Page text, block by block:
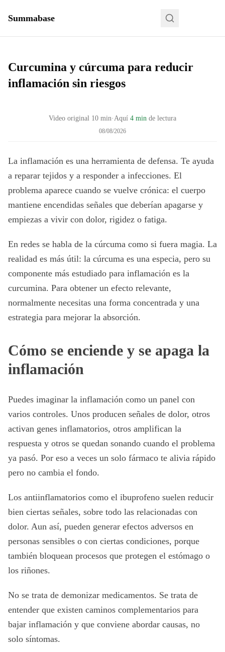
Summabase
Curcumina y cúrcuma para reducir
inflamación sin riesgos
Video original 10 min·Aquí 4 min de lectura
08/08/2026
La inflamación es una herramienta de defensa. Te ayuda
a reparar tejidos y a responder a infecciones. El
problema aparece cuando se vuelve crónica: el cuerpo
mantiene encendidas señales que deberían apagarse y
empiezas a vivir con dolor, rigidez o fatiga.
En redes se habla de la cúrcuma como si fuera magia. La
realidad es más útil: la cúrcuma es una especia, pero su
componente más estudiado para inflamación es la
curcumina. Para obtener un efecto relevante,
normalmente necesitas una forma concentrada y una
estrategia para mejorar la absorción.
Cómo se enciende y se apaga la
inflamación
Puedes imaginar la inflamación como un panel con
varios controles. Unos producen señales de dolor, otros
activan genes inflamatorios, otros amplifican la
respuesta y otros se quedan sonando cuando el problema
ya pasó. Por eso a veces un solo fármaco te alivia rápido
pero no cambia el fondo.
Los antiinflamatorios como el ibuprofeno suelen reducir
bien ciertas señales, sobre todo las relacionadas con
dolor. Aun así, pueden generar efectos adversos en
personas sensibles o con ciertas condiciones, porque
también bloquean procesos que protegen el estómago o
los riñones.
No se trata de demonizar medicamentos. Se trata de
entender que existen caminos complementarios para
bajar inflamación y que conviene abordar causas, no
solo síntomas.